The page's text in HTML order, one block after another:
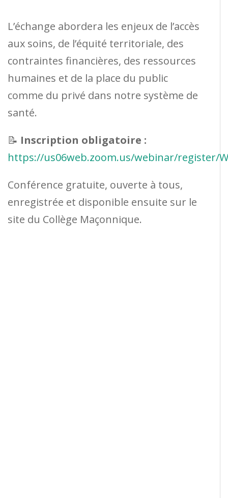
L’échange abordera les enjeux de l’accès
aux soins, de l’équité territoriale, des
contraintes financières, des ressources
humaines et de la place du public
comme du privé dans notre système de
santé.
📝 Inscription obligatoire :
https://us06web.zoom.us/webinar/register/
Conférence gratuite, ouverte à tous,
enregistrée et disponible ensuite sur le
site du Collège Maçonnique.